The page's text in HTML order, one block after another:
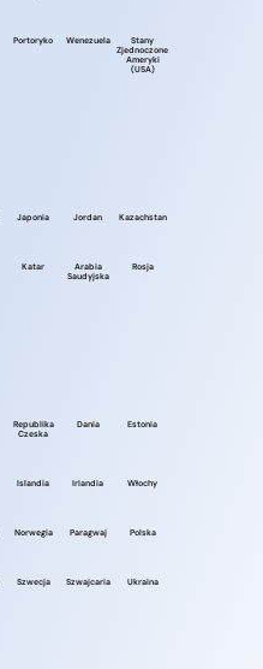
Portoryko Wenezuela
Stany
Zjednoczone
Ameryki
(USA)
Japonia Jordan Kazachstan
Katar
Arabia
Saudyjska
Rosja
Republika
Czeska
Dania Estonia
Islandia Irlandia Włochy
Norwegia Paragwaj Polska
Szwecja Szwajcaria Ukraina